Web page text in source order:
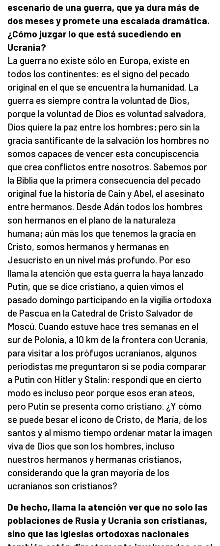
escenario de una guerra, que ya dura más de
dos meses y promete una escalada dramática.
¿Cómo juzgar lo que está sucediendo en
Ucrania?
La guerra no existe sólo en Europa, existe en
todos los continentes: es el signo del pecado
original en el que se encuentra la humanidad. La
guerra es siempre contra la voluntad de Dios,
porque la voluntad de Dios es voluntad salvadora,
Dios quiere la paz entre los hombres; pero sin la
gracia santificante de la salvación los hombres no
somos capaces de vencer esta concupiscencia
que crea conflictos entre nosotros. Sabemos por
la Biblia que la primera consecuencia del pecado
original fue la historia de Caín y Abel, el asesinato
entre hermanos. Desde Adán todos los hombres
son hermanos en el plano de la naturaleza
humana; aún más los que tenemos la gracia en
Cristo, somos hermanos y hermanas en
Jesucristo en un nivel más profundo. Por eso
llama la atención que esta guerra la haya lanzado
Putin, que se dice cristiano, a quien vimos el
pasado domingo participando en la vigilia ortodoxa
de Pascua en la Catedral de Cristo Salvador de
Moscú. Cuando estuve hace tres semanas en el
sur de Polonia, a 10 km de la frontera con Ucrania,
para visitar a los prófugos ucranianos, algunos
periodistas me preguntaron si se podía comparar
a Putin con Hitler y Stalin: respondí que en cierto
modo es incluso peor porque esos eran ateos,
pero Putin se presenta como cristiano. ¿Y cómo
se puede besar el icono de Cristo, de María, de los
santos y al mismo tiempo ordenar matar la imagen
viva de Dios que son los hombres, incluso
nuestros hermanos y hermanas cristianos,
considerando que la gran mayoría de los
ucranianos son cristianos?
De hecho, llama la atención ver que no solo las
poblaciones de Rusia y Ucrania son cristianas,
sino que las iglesias ortodoxas nacionales